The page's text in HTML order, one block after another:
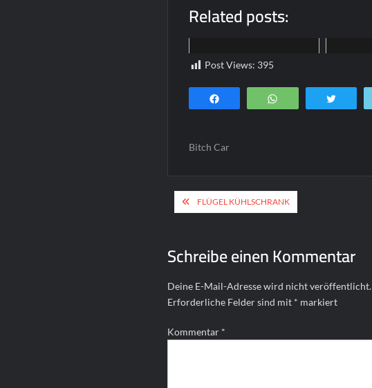
Related posts:
Post Views: 395
WhatsApp
Bitch Car
Beitragsnavigation
FLÜGEL KÜHLSCHRANK
Schreibe einen Kommentar
Deine E-Mail-Adresse wird nicht veröffentlicht.
Erforderliche Felder sind mit * markiert
Kommentar *